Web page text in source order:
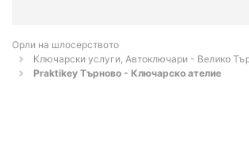
Орли на шлосерството
Ключарски услуги, Автоключари - Велико
Praktikey Търново - Ключарско ателие